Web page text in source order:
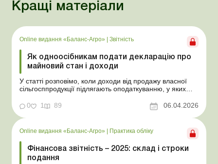
Кращі матеріали
Online видання «Баланс-Агро» Звітність
Як одноосібникам подати декларацію про
майновий стан і доходи
У статті розповімо, коли доходи від продажу власної
сільгосппродукції підлягають оподаткуванню, у яких
як визначити й задекларувати оподатковуваний дохід.
Баланс-Агро № 14 від 7 квітня 2026 року На практиці
фізособи, які самостійно обробляют...
0 1 89 06.04.2026
Online видання «Баланс-Агро» | Практика обліку
Фінансова звітність – 2025: склад і строки
подання